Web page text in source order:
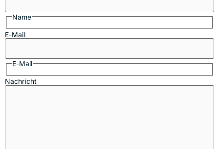
Name
E-Mail
E-Mail
Nachricht